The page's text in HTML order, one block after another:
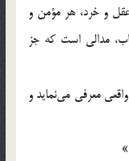
و خرد، هر مؤمن و
مدالى است كه جز
معرفى مى‌نمايد و